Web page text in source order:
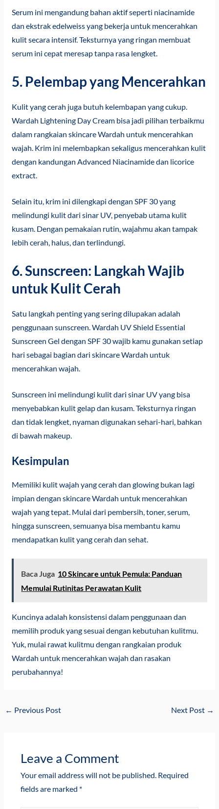
Serum ini mengandung bahan aktif seperti niacinamide
dan ekstrak edelweiss yang bekerja untuk mencerahkan
kulit secara intensif. Teksturnya yang ringan membuat
serum ini cepat meresap tanpa rasa lengket.
5. Pelembap yang Mencerahkan
Kulit yang cerah juga butuh kelembapan yang cukup.
Wardah Lightening Day Cream bisa jadi pilihan terbaikmu
dalam rangkaian skincare Wardah untuk mencerahkan
wajah. Krim ini melembapkan sekaligus mencerahkan kulit
dengan kandungan Advanced Niacinamide dan licorice
extract.
Selain itu, krim ini dilengkapi dengan SPF 30 yang
melindungi kulit dari sinar UV, penyebab utama kulit
kusam. Dengan pemakaian rutin, wajahmu akan tampak
lebih cerah, halus, dan terlindungi.
6. Sunscreen: Langkah Wajib
untuk Kulit Cerah
Satu langkah penting yang sering dilupakan adalah
penggunaan sunscreen. Wardah UV Shield Essential
Sunscreen Gel dengan SPF 30 wajib kamu gunakan setiap
hari sebagai bagian dari skincare Wardah untuk
mencerahkan wajah.
Sunscreen ini melindungi kulit dari sinar UV yang bisa
menyebabkan kulit gelap dan kusam. Teksturnya ringan
dan tidak lengket, nyaman digunakan sehari-hari, bahkan
di bawah makeup.
Kesimpulan
Memiliki kulit wajah yang cerah dan glowing bukan lagi
impian dengan skincare Wardah untuk mencerahkan
wajah yang tepat. Mulai dari pembersih, toner, serum,
hingga sunscreen, semuanya bisa membantu kamu
mendapatkan kulit yang cerah dan sehat.
Baca Juga 10 Skincare untuk Pemula: Panduan
Memulai Rutinitas Perawatan Kulit
Kuncinya adalah konsistensi dalam penggunaan dan
memilih produk yang sesuai dengan kebutuhan kulitmu.
Yuk, mulai rawat kulitmu dengan rangkaian produk
Wardah untuk mencerahkan wajah dan rasakan
perubahannya!
← Previous Post Next Post →
Leave a Comment
Your email address will not be published. Required
fields are marked *